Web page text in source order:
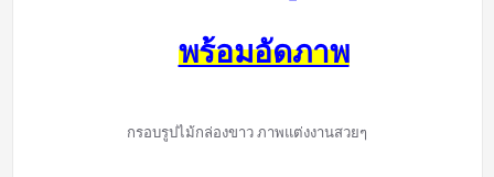
พร้อมอัดภาพ
กรอบรูปไม้กล่องขาว ภาพแต่งงานสวยๆ